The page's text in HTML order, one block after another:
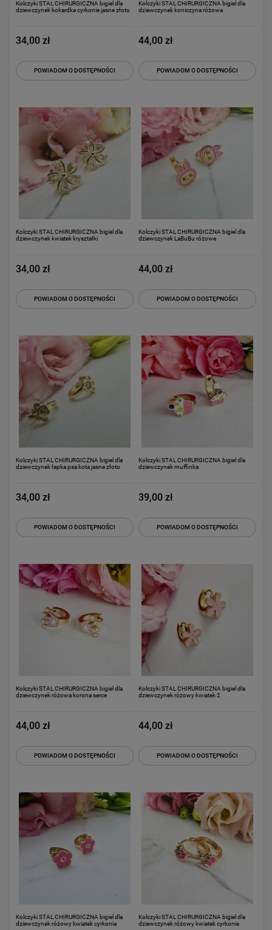
Kolczyki STAL CHIRURGICZNA bigiel dla
dziewczynek kokardka cyrkonie jasne złoto
34,00 zł
POWIADOM O DOSTĘPNOŚCI
Kolczyki STAL CHIRURGICZNA bigiel dla
dziewczynek koniczyna różowa
44,00 zł
POWIADOM O DOSTĘPNOŚCI
Kolczyki STAL CHIRURGICZNA bigiel dla
dziewczynek kwiatek kryształki
34,00 zł
POWIADOM O DOSTĘPNOŚCI
Kolczyki STAL CHIRURGICZNA bigiel dla
dziewczynek LaBuBu różowe
44,00 zł
POWIADOM O DOSTĘPNOŚCI
Kolczyki STAL CHIRURGICZNA bigiel dla
dziewczynek łapka psa kota jasne złoto
34,00 zł
POWIADOM O DOSTĘPNOŚCI
Kolczyki STAL CHIRURGICZNA bigiel dla
dziewczynek muffinka
39,00 zł
POWIADOM O DOSTĘPNOŚCI
Kolczyki STAL CHIRURGICZNA bigiel dla
dziewczynek różowa korona serce
44,00 zł
POWIADOM O DOSTĘPNOŚCI
Kolczyki STAL CHIRURGICZNA bigiel dla
dziewczynek różowy kwiatek 2
44,00 zł
POWIADOM O DOSTĘPNOŚCI
Kolczyki STAL CHIRURGICZNA bigiel dla
dziewczynek różowy kwiatek cyrkonia
Kolczyki STAL CHIRURGICZNA bigiel dla
dziewczynek różowy kwiatek cyrkonie